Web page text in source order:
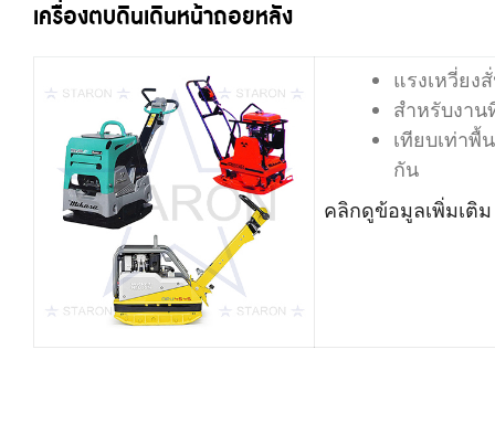
เครื่องตบดินเดินหน้าถอยหลัง
แรงเหวี่ยง
สำหรับงาน
เทียบเท่าพื้
กัน
คลิกดูข้อมูลเพิ่มเติม